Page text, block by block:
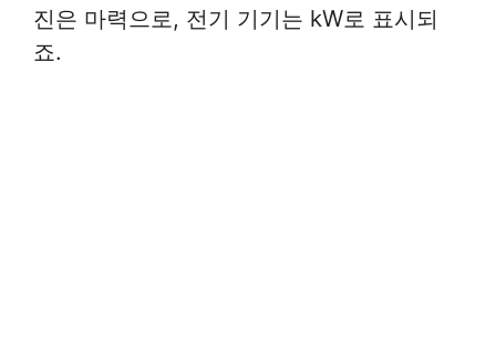
진은 마력으로, 전기 기기는 kW로 표시되
죠.